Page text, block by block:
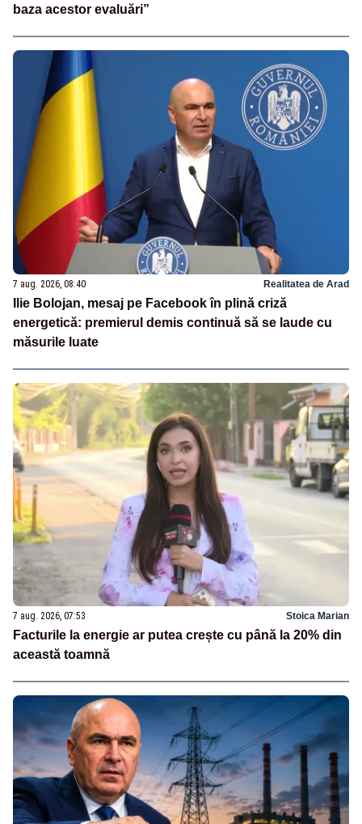
baza acestor evaluări”
7 aug. 2026, 08:40 Realitatea de Arad
Ilie Bolojan, mesaj pe Facebook în plină criză
energetică: premierul demis continuă să se laude cu
măsurile luate
7 aug. 2026, 07:53 Stoica Marian
Facturile la energie ar putea crește cu până la 20% din
această toamnă